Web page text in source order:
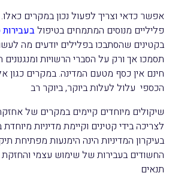
אפשר כדאי וצריך לפעול נכון במקרים כאלו.
פליליים מנוסים המתמחים בטיפול
בקטינים שהסתבכו בפלילים יודעים מה
תסמכו אך ורק על הסברי הרשויות
חינם אין כסף מטעם המדינה. במקרים כגון
הכספי עלול לעלות ביוקר, ביוקר רב
שיקולים מיוחדים קיימים במקרים של
לצריכה בידי קטינים וקיימת מדיניות
בעיקרון המדיניות הינה הימנעות מפתיחת
החשודים בעבירות של שימוש עצמי
תנאים